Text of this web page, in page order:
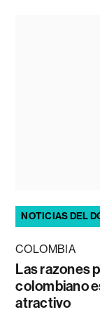
NOTICIAS DEL
COLOMBIA
Las razones
colombiano
atractivo